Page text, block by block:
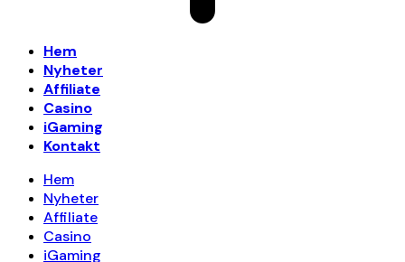
Hem
Nyheter
Affiliate
Casino
iGaming
Kontakt
Hem
Nyheter
Affiliate
Casino
iGaming